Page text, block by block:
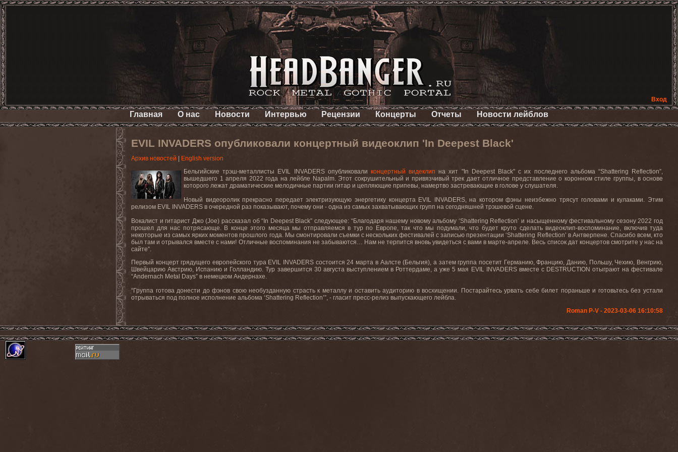
Вход
Главная О нас Новости Интервью Рецензии Концерты Отчеты Новости лейблов
EVIL INVADERS опубликовали концертный видеоклип 'In Deepest Black'
Архив новостей
English version
Бельгийские трэш-металлисты EVIL INVADERS опубликовали концертный видеклип на хит "In Deepest Black"с их последнего альбома “Shattering Reflection”,
вышедшего 1апреля 2022года на лейбле Napalm. Этот сокрушительный и привязчивый трек дает отличное представление о коронном стиле группы, в основе
которого лежат драматические мелодичные партии гитар и цепляющие припевы, намертво застревающие в голове у слушателя.
Новый видеоролик прекрасно передает электризующую энергетику концерта EVIL INVADERS, на котором фэны неизбежно трясут головами и кулаками. Этим
релизом EVIL INVADERS в очередной раз показывают, почему они - одна из самых захватывающих групп на сегодняшней трэшевой сцене.
Вокалист и гитарист Джо (Joe) рассказал об “ In Deepest Black” следующее: “Благодаря нашему новому альбому ‘Shattering Reflection’ и насыщенному фестивальному сезону 2022 год
прошел для нас потрясающе. В конце этого месяца мы отправляемся в тур по Европе, так что мы подумали, что будет круто сделать видеоклип-воспоминание, включив туда
некоторые из самых ярких моментов прошлого года. Мы смонтировали съемки с нескольких фестивалей с записью презентации ‘Shattering Reflection’ в Антверпене. Спасибо всем, кто
был там и отрывался вместе с нами! Отличные воспоминания не забываются… Нам не терпится вновь увидеться с вами в марте-апреле. Весь список дат концертов смотрите у нас на
сайте”.
Первый концерт грядущего европейского тура EVIL INVADERS состоится 24 марта в Аалсте (Бельгия), а затем группа посетит Германию, Францию, Данию, Польшу, Чехию, Венгрию,
Швейцарию Австрию, Испанию и Голландию.Тур завершится 30 августа выступлением в Роттердаме,а уже 5мая EVIL INVADERS вместе с DESTRUCTION отыграют на фестивале
“Andernach Metal Days” в немецком Андернахе.
“Группа готова донести до фэнов свою необузданную страсть к металлу и оставить аудиторию в восхищении. Постарайтесь урвать себе билет пораньше и готовьтесь без устали
отрываться под полное исполнение альбома ‘Shattering Reflection’”, - гласит пресс-релиз выпускающего лейбла.
Roman P-V - 2023-03-06 16:10:58